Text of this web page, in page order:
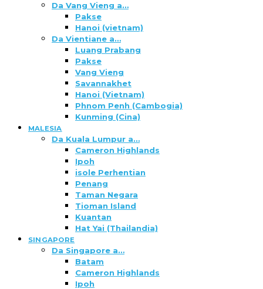
Da Vang Vieng a…
Pakse
Hanoi (vietnam)
Da Vientiane a…
Luang Prabang
Pakse
Vang Vieng
Savannakhet
Hanoi (Vietnam)
Phnom Penh (Cambogia)
Kunming (Cina)
MALESIA
Da Kuala Lumpur a…
Cameron Highlands
Ipoh
isole Perhentian
Penang
Taman Negara
Tioman Island
Kuantan
Hat Yai (Thailandia)
SINGAPORE
Da Singapore a…
Batam
Cameron Highlands
Ipoh